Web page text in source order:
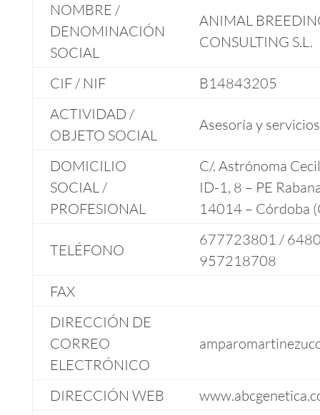
NOMBRE /
DENOMINACIÓN
SOCIAL
ANIMAL
CONSULTING S.L.
CIF / NIF
B14843205
ACTIVIDAD /
OBJETO SOCIAL
Asesoría y
DOMICILIO
SOCIAL /
PROFESIONAL
C/. Astrónoma
ID-1, 8 – PE
14014 – Córdoba
TELÉFONO
677723801 /
957218708
FAX
DIRECCIÓN DE
CORREO
ELECTRÓNICO
DIRECCIÓN WEB